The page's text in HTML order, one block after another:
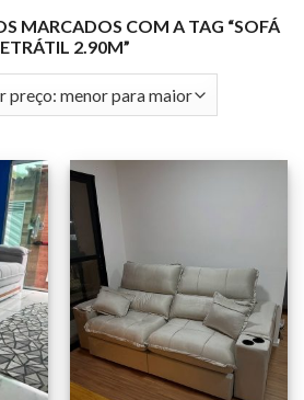
MARCADOS COM A TAG “SOFÁ
2.90M”